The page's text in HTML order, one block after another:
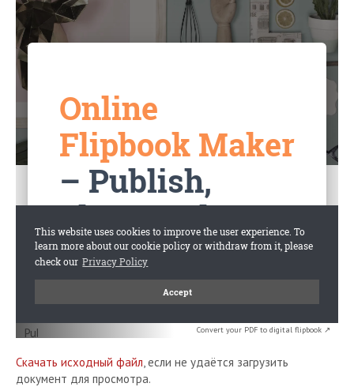
Convert your PDF to digital flipbook ↗
Скачать исходный файл, если не удаётся загрузить
документ для просмотра.